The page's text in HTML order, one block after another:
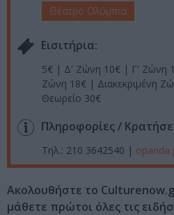
Θέατρο Ολύμπια
Eισιτήρια:
5€ | Δ' Ζώνη 10€ | Γ' Ζώνη
Ζώνη 18€ | Διακεκριμένη
Θεωρείο 30€
Πληροφορίες /
Τηλ.: 210 3642540 |
Ακολουθήστε το
μάθετε πρώτοι όλες τις